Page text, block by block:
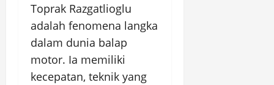
Toprak Razgatlioglu
adalah fenomena langka
dalam dunia balap
motor. Ia memiliki
kecepatan, teknik yang